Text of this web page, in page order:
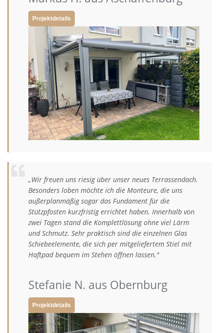
Projektdetails
„Wir freuen uns riesig über unser neues Terrassendach.
Besonders loben möchte ich die Monteure, die uns
außerplanmäßig sogar das Fundament für die
Stützpfosten kurzfristig errichtet haben. Innerhalb von
zwei Tagen stand die Komplettlösung ohne viel Lärm
und Schmutz. Sehr praktisch sind die einzelnen Glas
Schiebeelemente, die sich per mitgeliefertem Stiel mit
Haftpad bequem im Stehen öffnen lassen."
Stefanie N. aus Obernburg
Projektdetails